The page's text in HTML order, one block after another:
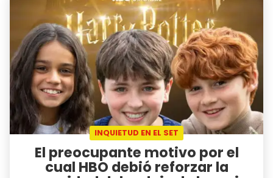
INQUIETUD EN EL SET
El preocupante motivo por el
cual HBO debió reforzar la